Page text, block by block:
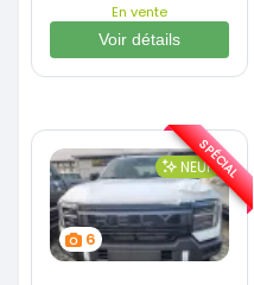
En vente
Voir détails
6
NEUFSPÉCIAL